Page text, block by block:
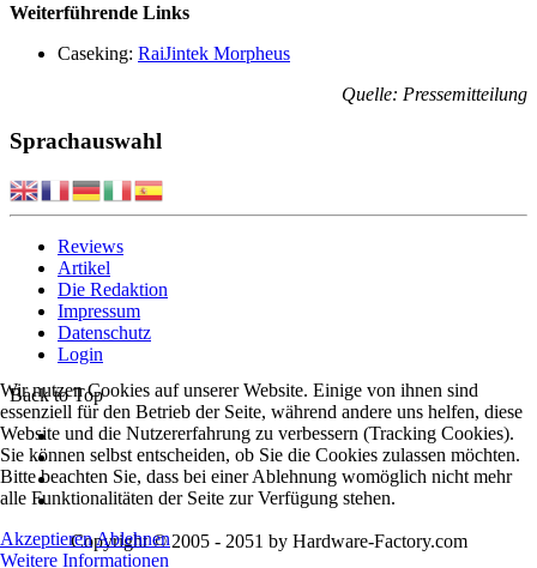
Weiterführende Links
Caseking: RaiJintek Morpheus
Quelle: Pressemitteilung
Sprachauswahl
Reviews
Artikel
Die Redaktion
Impressum
Datenschutz
Login
Back to Top
Copyright © 2005 - 2051 by Hardware-Factory.com
Wir nutzen Cookies auf unserer Website. Einige von ihnen sind
essenziell für den Betrieb der Seite, während andere uns helfen, diese
Website und die Nutzererfahrung zu verbessern (Tracking Cookies).
Sie können selbst entscheiden, ob Sie die Cookies zulassen möchten.
Bitte beachten Sie, dass bei einer Ablehnung womöglich nicht mehr
alle Funktionalitäten der Seite zur Verfügung stehen.
AkzeptierenAblehnen
Weitere Informationen